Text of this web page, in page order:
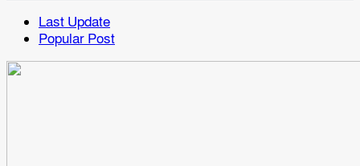
Last Update
Popular Post